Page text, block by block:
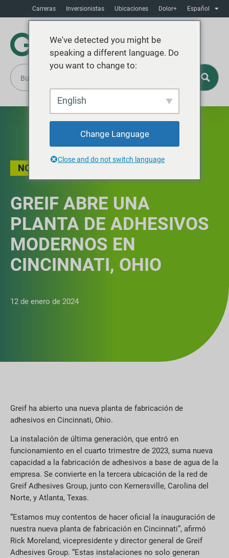
Carreras Inversionistas Ubicaciones Dolor+ Español
NOTICIAS
GREIF ABRE UNA
PLANTA DE ADHESIVOS
MODERNOS EN
CINCINNATI, OHIO
12 de enero de 2024
Greif ha abierto una nueva planta de fabricación de
adhesivos en Cincinnati, Ohio.
La instalación de última generación, que entró en
funcionamiento en el cuarto trimestre de 2023, suma nueva
capacidad a la fabricación de adhesivos a base de agua de la
empresa. Se convierte en la tercera ubicación de la red de
Greif Adhesives Group, junto con Kernersville, Carolina del
Norte, y Atlanta, Texas.
“Estamos muy contentos de hacer oficial la inauguración de
nuestra nueva planta de fabricación en Cincinnati”, afirmó
Rick Moreland, vicepresidente y director general de Greif
Adhesives Group. “Estas instalaciones no solo generan
We've detected you might be
speaking a different language. Do
you want to change to:
English
Change Language
Close and do not switch language